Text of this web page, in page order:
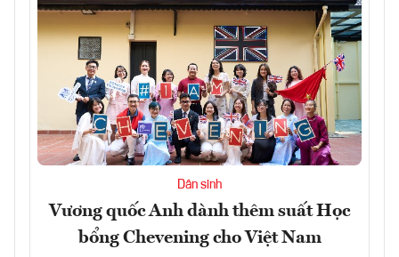
Dân sinh
Vương quốc Anh dành thêm suất Học
bổng Chevening cho Việt Nam